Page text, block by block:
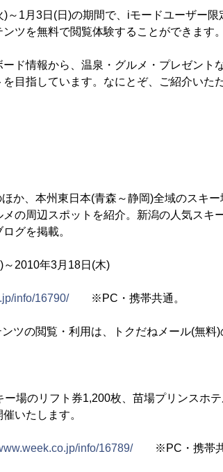
～1月3日(日)の期間で、iモードユーザー限
ツを無料で閲覧体験することができます。
ド情報から、温泉・グルメ・プレゼント
目指しています。なにとぞ、ご紹介いた
、本州東日本(青森～静岡)全域のスキー
の周辺スポットを紹介。新潟の人気スキ
グを掲載。
2010年3月18日(木)
info/16790/※PC・携帯共通。
ツの閲覧・利用は、トクだねメール(無料
場のリフト券1,200枚、苗場プリンスホ
いたします。
info/16789/※PC・携帯共